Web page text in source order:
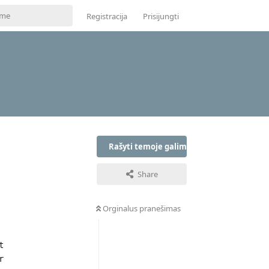
Registracija Prisijungti
Rašyti temoje galima tik prisijungus
Share
Orginalus pranešimas